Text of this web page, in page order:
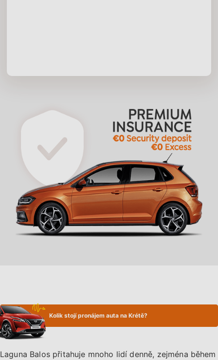
Kolik stojí pronájem auta na Krétě?
Laguna Balos přitahuje mnoho lidí denně, zejména během